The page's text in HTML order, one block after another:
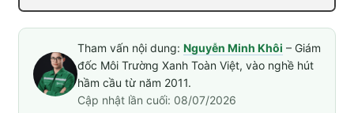
Tham vấn nội dung: Nguyễn Minh Khôi – Giám
đốc Môi Trường Xanh Toàn Việt, vào nghề hút
hầm cầu từ năm 2011.
Cập nhật lần cuối: 08/07/2026